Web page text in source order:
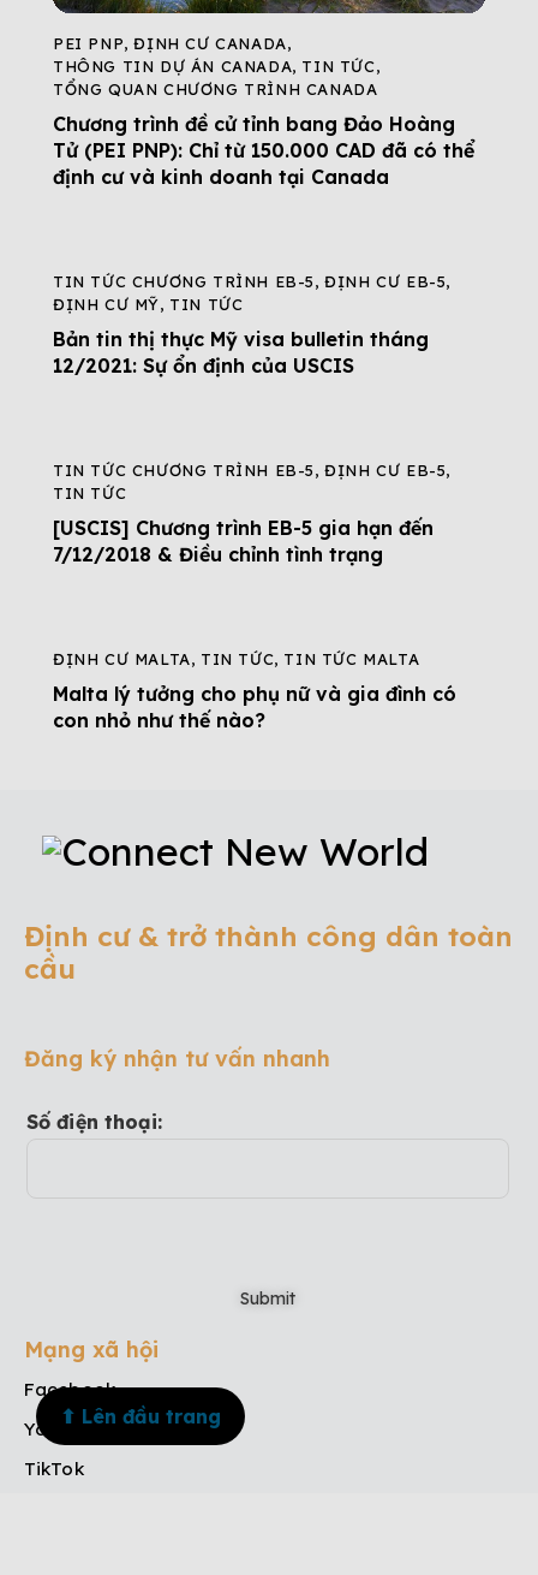
PEI PNP,ĐỊNH CƯ CANADA,
THÔNG TIN DỰ ÁN CANADA, TIN TỨC,
TỔNG QUAN CHƯƠNG TRÌNH CANADA
Chương trình đề cử tỉnh bang Đảo Hoàng
Tử (PEI PNP): Chỉ từ 150.000 CAD đã có thể
định cư và kinh doanh tại Canada
TIN TỨC CHƯƠNG TRÌNH EB-5,ĐỊNH CƯ EB-5,
ĐỊNH CƯ MỸ, TIN TỨC
Bản tin thị thực Mỹ visa bulletin tháng
12/2021: Sự ổn định của USCIS
TIN TỨC CHƯƠNG TRÌNH EB-5,ĐỊNH CƯ EB-5,
TIN TỨC
[USCIS] Chương trình EB-5 gia hạn đến
7/12/2018 & Điều chỉnh tình trạng
ĐỊNH CƯ MALTA, TIN TỨC, TIN TỨC MALTA
Malta lý tưởng cho phụ nữ và gia đình có
con nhỏ như thế nào?
Định cư & trở thành công dân toàn
cầu
Đăng ký nhận tư vấn nhanh
Số điện thoại:
Mạng xã hội
Facebook
Youtube
TikTok
⬆ Lên đầu trang